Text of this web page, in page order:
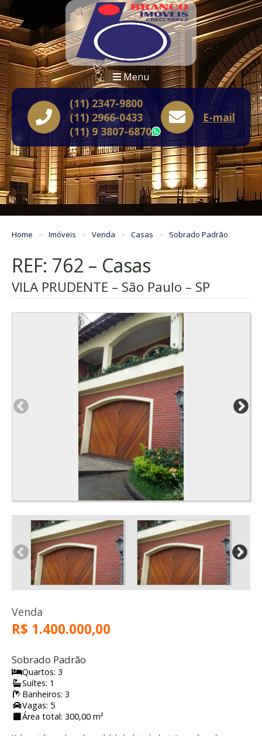
Menu
(11) 2347-9800
(11) 2966-0433
(11) 9 3807-6870
WhatsApp
E-mail
Home Imóveis Venda Casas Sobrado Padrão
REF: 762 – Casas
VILA PRUDENTE – São Paulo – SP
Venda
R$ 1.400.000,00
Sobrado Padrão
Quartos: 3
Suítes: 1
Banheiros: 3
Vagas: 5
Área total: 300,00 m²